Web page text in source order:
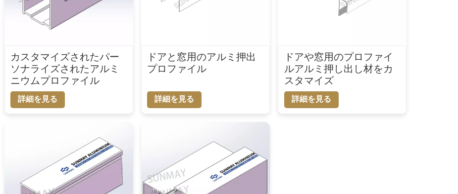
カスタマイズされたパー
ソナライズされたアルミ
ニウムプロファイル
詳細を見る
ドアと窓用のアルミ押出
プロファイル
詳細を見る
ドアや窓用のプロファイ
ルアルミ押し出し材をカ
スタマイズ
詳細を見る